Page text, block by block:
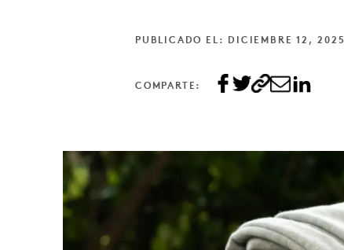
PUBLICADO EL: DICIEMBRE 12, 2025
COMPARTE: